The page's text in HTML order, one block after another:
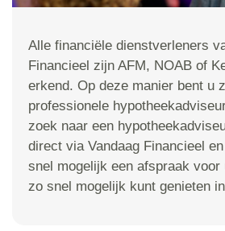
Alle financiële dienstverleners
Financieel zijn AFM, NOAB of
erkend. Op deze manier bent u
professionele
zoek naar een
direct via Vandaag Financieel
snel mogelijk een afspraak voor
zo snel mogelijk kunt genieten